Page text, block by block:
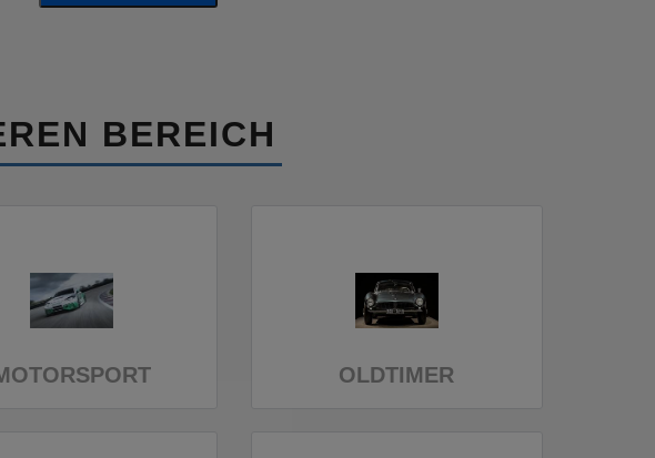
BEREICH
OLDTIMER